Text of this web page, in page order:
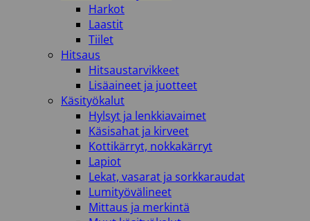
Harkot
Laastit
Tiilet
Hitsaus
Hitsaustarvikkeet
Lisäaineet ja juotteet
Käsityökalut
Hylsyt ja lenkkiavaimet
Käsisahat ja kirveet
Kottikärryt, nokkakärryt
Lapiot
Lekat, vasarat ja sorkkaraudat
Lumityövälineet
Mittaus ja merkintä